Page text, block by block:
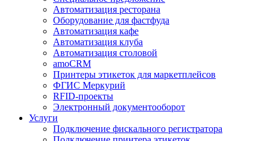
Автоматизация ресторана
Оборудование для фастфуда
Автоматизация кафе
Автоматизация клуба
Автоматизация столовой
amoCRM
Принтеры этикеток для маркетплейсов
ФГИС Меркурий
RFID-проекты
Электронный документооборот
Услуги
Подключение фискального регистратора